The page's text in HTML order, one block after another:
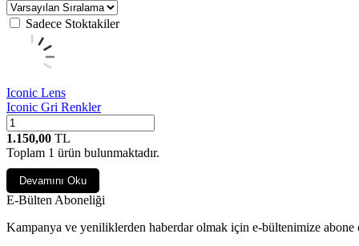
Sadece Stoktakiler
Iconic Lens
Iconic Gri Renkler
1.150,00 TL
Toplam 1 ürün bulunmaktadır.
Devamını Oku
E-Bülten Aboneliği
Kampanya ve yeniliklerden haberdar olmak için e-bültenimize abone